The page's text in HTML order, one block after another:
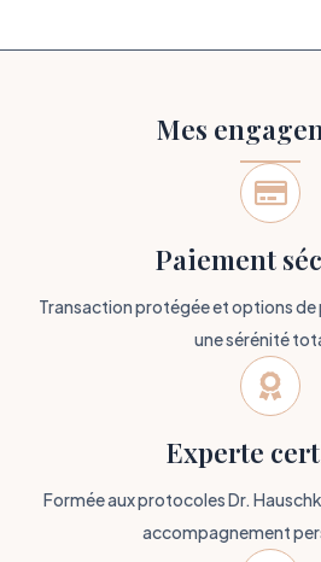
Mes

Paiement
Transaction protégée et options
une sérénité

Experte
Formée aux protocoles Dr.
accompagnement